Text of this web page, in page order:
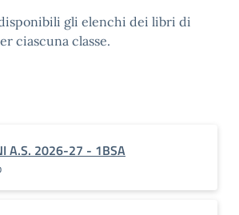
gli elenchi dei libri di
ciascuna classe.
A.S. 2026-27 - 1BSA